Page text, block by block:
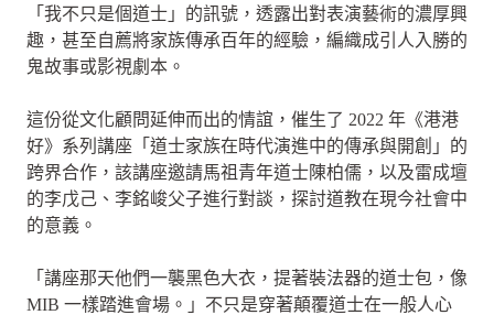
「我不只是個道士」的訊號，透露出對表演藝術的濃厚興
趣，甚至自薦將家族傳承百年的經驗，編織成引人入勝的
鬼故事或影視劇本。
這份從文化顧問延伸而出的情誼，催生了 2022 年《港港
好》系列講座「道士家族在時代演進中的傳承與開創」的
跨界合作，該講座邀請馬祖青年道士陳柏儒，以及雷成壇
的李戊己、李銘峻父子進行對談，探討道教在現今社會中
的意義。
「講座那天他們一襲黑色大衣，提著裝法器的道士包，像
MIB 一樣踏進會場。」不只是穿著顛覆道士在一般人心